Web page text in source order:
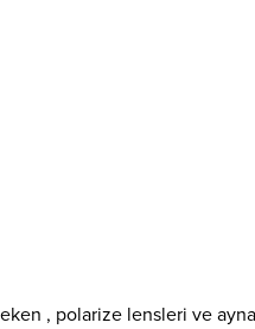
, polarize lensleri ve